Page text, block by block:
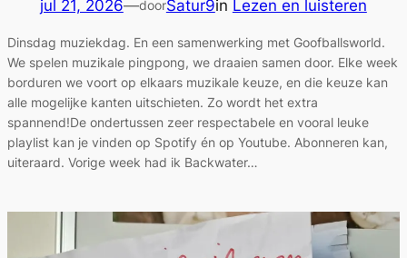
jul 21, 2026—doorSatur9in Lezen en luisteren
Dinsdag muziekdag. En een samenwerking met Goofballsworld.
We spelen muzikale pingpong, we draaien samen door. Elke week
borduren we voort op elkaars muzikale keuze, en die keuze kan
alle mogelijke kanten uitschieten. Zo wordt het extra
spannend!De ondertussen zeer respectabele en vooral leuke
playlist kan je vinden op Spotify én op Youtube. Abonneren kan,
uiteraard. Vorige week had ik Backwater…